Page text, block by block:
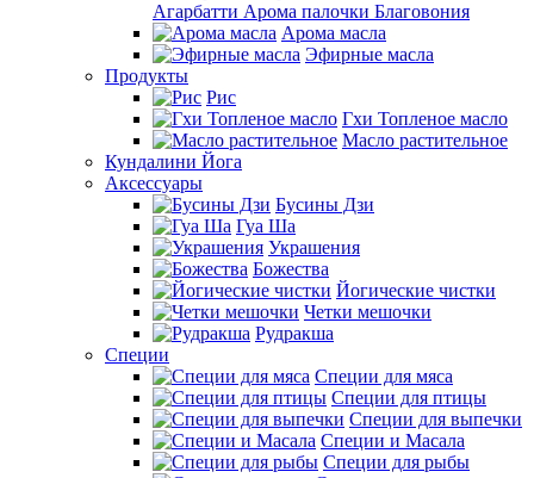
Агарбатти Арома палочки Благовония
Арома масла
Эфирные масла
Продукты
Рис
Гхи Топленое масло
Масло растительное
Кундалини Йога
Аксессуары
Бусины Дзи
Гуа Ша
Украшения
Божества
Йогические чистки
Четки мешочки
Рудракша
Специи
Специи для мяса
Специи для птицы
Специи для выпечки
Специи и Масала
Специи для рыбы